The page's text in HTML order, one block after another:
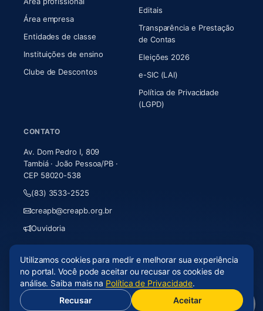
Área empresa
Entidades de classe
Instituições de ensino
Clube de Descontos
Editais
Transparência e Prestação
de Contas
Eleições 2026
e-SIC (LAI)
Política de Privacidade
(LGPD)
CONTATO
Av. Dom Pedro I, 809
Tambiá · João Pessoa/PB ·
CEP 58020-538
(83) 3533-2525
creapb@creapb.org.br
Ouvidoria
© 2026 CREA-PB · Todos os direitos reservados
Acessibilidade
Mapa do site· LGPD
Desenvolvido porAxium Analytics(abre em nova aba)
Utilizamos cookies para medir e melhorar sua experiência
no portal. Você pode aceitar ou recusar os cookies de
análise. Saiba mais na Política de Privacidade.
Recusar
Aceitar